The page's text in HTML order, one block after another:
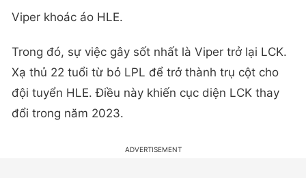
Viper khoác áo HLE.
Trong đó, sự việc gây sốt nhất là Viper trở lại LCK.
Xạ thủ 22 tuổi từ bỏ LPL để trở thành trụ cột cho
đội tuyển HLE. Điều này khiến cục diện LCK thay
đổi trong năm 2023.